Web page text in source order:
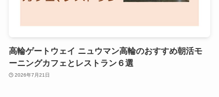
高輪ゲートウェイ ニュウマン高輪のおすすめ朝活モ
ーニングカフェとレストラン６選
2026年7月21日